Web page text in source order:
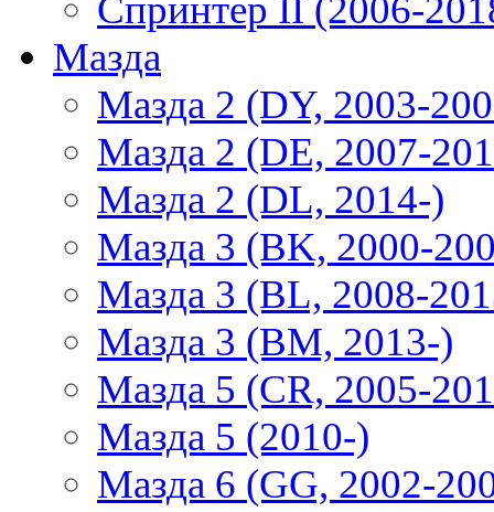
Спринтер II (2006-
Мазда
Мазда 2 (DY, 2003-
Мазда 2 (DE, 2007-
Мазда 2 (DL, 2014-)
Мазда 3 (BK, 2000-
Мазда 3 (BL, 2008-
Мазда 3 (BM, 2013-)
Мазда 5 (CR, 2005-
Мазда 5 (2010-)
Мазда 6 (GG, 2002-